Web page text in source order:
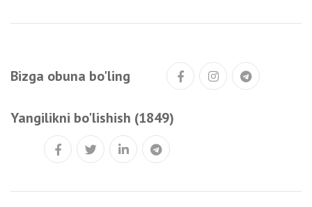
Bizga obuna bo'ling
Yangilikni bo'lishish (1849)